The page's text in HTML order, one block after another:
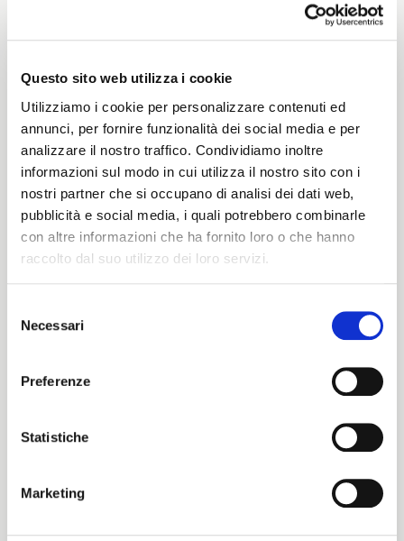
Questo sito web utilizza i cookie
Utilizziamo i cookie per personalizzare contenuti ed
annunci, per fornire funzionalità dei social media e per
analizzare il nostro traffico. Condividiamo inoltre
informazioni sul modo in cui utilizza il nostro sito con i
nostri partner che si occupano di analisi dei dati web,
pubblicità e social media, i quali potrebbero combinarle
con altre informazioni che ha fornito loro o che hanno
raccolto dal suo utilizzo dei loro servizi.
delNecessari
Preferenze
Statistiche
Marketing
230 G/MLIN
Height
146/150 CM